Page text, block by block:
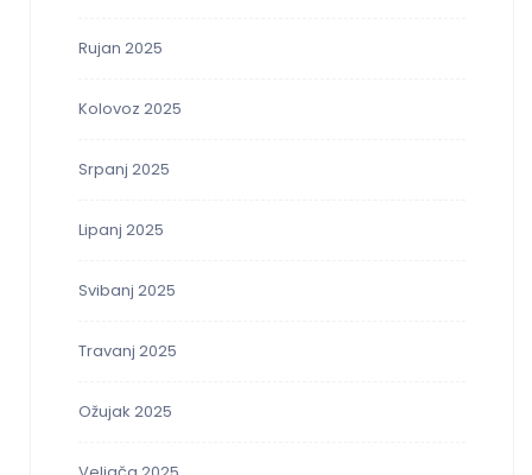
Rujan 2025
Kolovoz 2025
Srpanj 2025
Lipanj 2025
Svibanj 2025
Travanj 2025
Ožujak 2025